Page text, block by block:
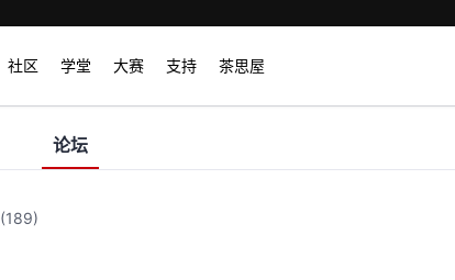
社区 学堂 大赛 支持 茶思屋
论坛
(189)